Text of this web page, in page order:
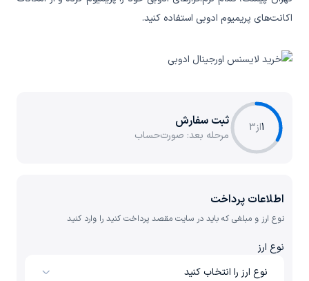
اکانت‌های پریمیوم ادوبی استفاده کنید.
1از3 ثبت سفارش
مرحله بعد: صورت‌حساب
اطلاعات پرداخت
نوع ارز و مبلغی که باید در سایت مقصد پرداخت کنید را وارد کنید
نوع ارز
نوع ارز را انتخاب کنید